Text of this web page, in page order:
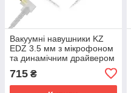
Вакуумні навушники KZ
EDZ 3.5 мм з мікрофоном
та динамічним драйвером
(Білий)
715 ₴